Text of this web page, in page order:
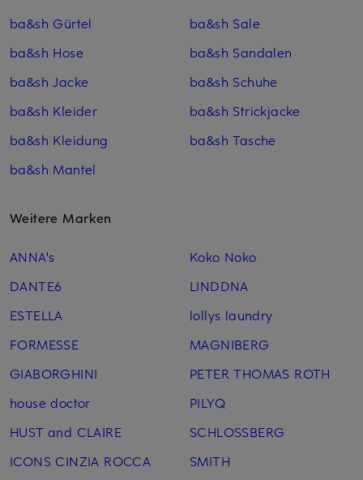
ba&sh Gürtel
ba&sh Hose
ba&sh Jacke
ba&sh Kleider
ba&sh Kleidung
ba&sh Mantel
ba&sh Sale
ba&sh Sandalen
ba&sh Schuhe
ba&sh Strickjacke
ba&sh Tasche
Weitere Marken
ANNA's
DANTE6
ESTELLA
FORMESSE
GIABORGHINI
house doctor
HUST and CLAIRE
ICONS CINZIA ROCCA
Koko Noko
LINDDNA
lollys laundry
MAGNIBERG
PETER THOMAS ROTH
PILYQ
SCHLOSSBERG
SMITH